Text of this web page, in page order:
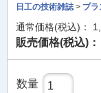
日工の技術雑誌> プラ
通常価格(税込)：
販売価格(税込)：
数量